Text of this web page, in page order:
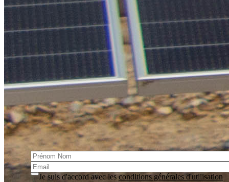
l'électrification et de l'éclairage public sur le territoire de la
Haute-Saône. Mais aussi : un service dédié aux Énergies
Renouvelables, avec la construction et l'exploitation de
chaufferies biomasse collectives, un service de Conseils en
Énergie Partagés, la valorisation de vos Certificats
d'Économie d'Énergie, ainsi que le déploiement de bornes de
recharge pour véhicules électriques.
S'incrire à la lettre d'information
Cette lettre vous informe des actualités et des événements du
Syndicat
Je suis d'accord avec lesconditions générales d'utilisation